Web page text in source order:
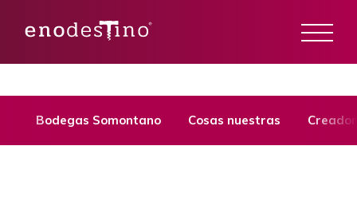
Bodegas Somontano Cosas nuestras